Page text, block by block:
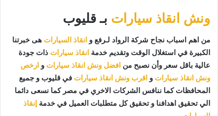
ونش انقاذ سيارات بـ قليوب
من اهم اسباب نجاح شركة الرواد لـرفع و انقاذ السيارات هى خبرتنا
الكبيرة في استغلال الوقت وتقديم خدمة انقاذ سيارات ذات جودة
عالية باقل سعر وأن نصبح من افضل ونش انقاذ سيارات و ارخص
ونش انقاذ سيارات و اقرب ونش انقاذ سيارات في قليوب و جميع
المحافظات كما ننافس الشركات الاخري في مصر كما نسعى دائما
الي تحقيق اهدافنا و تحقيق كل متطلبات العميل في خدمة إنقاذ